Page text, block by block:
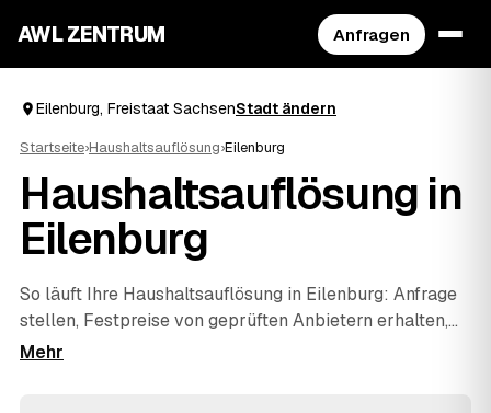
AWL ZENTRUM Anfragen
Eilenburg, Freistaat SachsenStadt ändern
Startseite›Haushaltsauflösung›Eilenburg
Haushaltsauflösung in
Eilenburg
So läuft Ihre Haushaltsauflösung in Eilenburg: Anfrage
stellen, Festpreise von geprüften Anbietern erhalten,
vergleichen, beauftragen. Mehr müssen Sie nicht